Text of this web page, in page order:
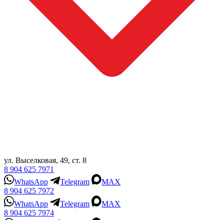
ул. Выселковая, 49, ст. 8
8 904 625 7971
WhatsApp
Telegram
MAX
8 904 625 7972
WhatsApp
Telegram
MAX
8 904 625 7974